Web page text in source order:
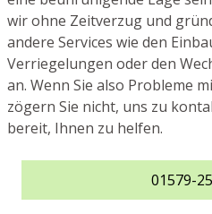
wir ohne Zeitverzug und
andere Services wie den
Verriegelungen oder den
an. Wenn Sie also Probleme
zögern Sie nicht, uns zu
bereit, Ihnen zu helfen.
01579-